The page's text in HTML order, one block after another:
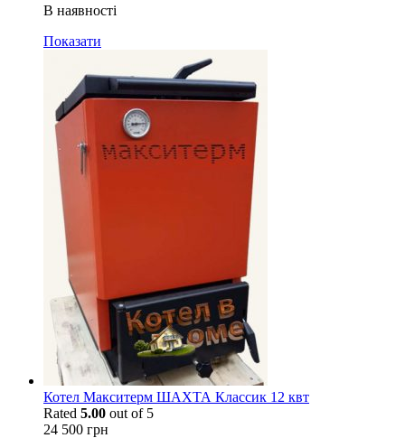
В наявності
Показати
Котел Макситерм ШАХТА Классик 12 квт
Rated 5.00 out of 5
24 500 грн